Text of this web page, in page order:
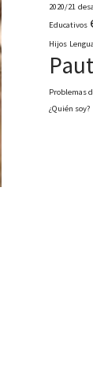
2020/21
Educativos
Hijos
Problemas
¿Quién soy?